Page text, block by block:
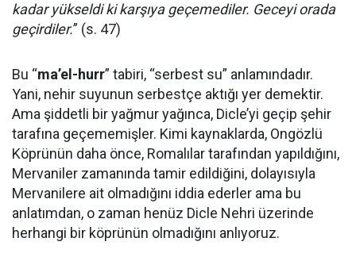
kadar yükseldi ki karşıya geçemediler. Geceyi orada
geçirdiler.” (s. 47)
Bu “ma’el-hurr” tabiri, “serbest su” anlamındadır.
Yani, nehir suyunun serbestçe aktığı yer demektir.
Ama şiddetli bir yağmur yağınca, Dicle’yi geçip şehir
tarafına geçememişler. Kimi kaynaklarda, Ongözlü
Köprünün daha önce, Romalılar tarafından yapıldığını,
Mervaniler zamanında tamir edildiğini, dolayısıyla
Mervanilere ait olmadığını iddia ederler ama bu
anlatımdan, o zaman henüz Dicle Nehri üzerinde
herhangi bir köprünün olmadığını anlıyoruz.